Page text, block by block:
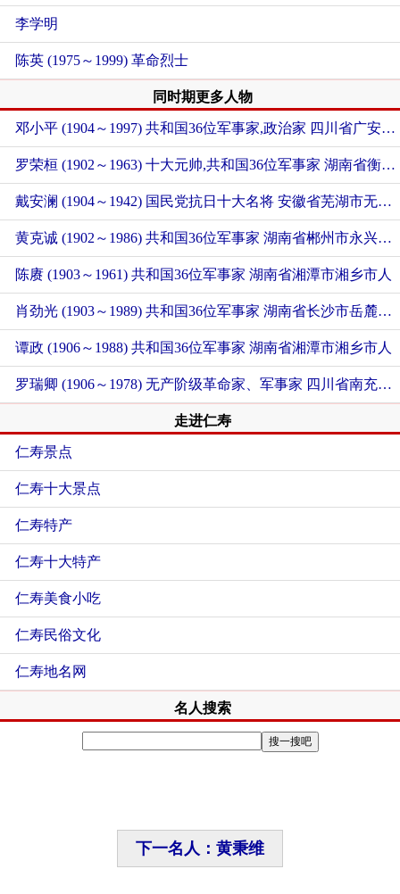
李学明
陈英 (1975～1999) 革命烈士
同时期更多人物
邓小平 (1904～1997) 共和国36位军事家,政治家 四川省广安市广安区人
罗荣桓 (1902～1963) 十大元帅,共和国36位军事家 湖南省衡阳市衡东县人
戴安澜 (1904～1942) 国民党抗日十大名将 安徽省芜湖市无为市人
黄克诚 (1902～1986) 共和国36位军事家 湖南省郴州市永兴县人
陈赓 (1903～1961) 共和国36位军事家 湖南省湘潭市湘乡市人
肖劲光 (1903～1989) 共和国36位军事家 湖南省长沙市岳麓区人
谭政 (1906～1988) 共和国36位军事家 湖南省湘潭市湘乡市人
罗瑞卿 (1906～1978) 无产阶级革命家、军事家 四川省南充市顺庆区人
走进仁寿
仁寿景点
仁寿十大景点
仁寿特产
仁寿十大特产
仁寿美食小吃
仁寿民俗文化
仁寿地名网
名人搜索
下一名人：黄秉维